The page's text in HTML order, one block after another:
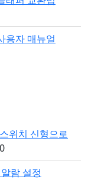
용자 매뉴얼
위치 신형으로
람 설정